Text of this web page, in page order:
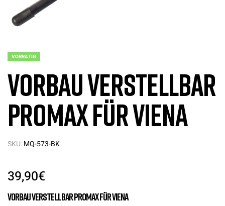
VORRÄTIG
Vorbau verstellbar
Promax für Viena
SKU:MQ-573-BK
39,90€
Vorbau verstellbar Promax für Viena